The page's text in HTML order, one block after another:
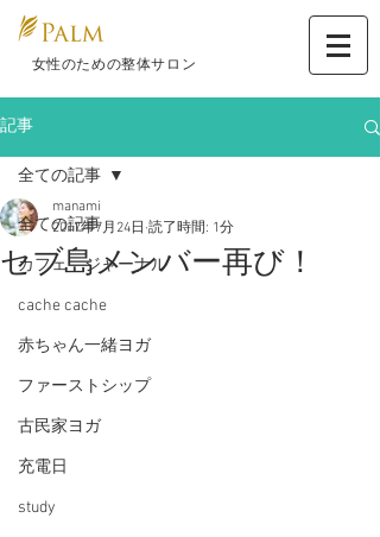
​ 女性のための整体サロン
記事
全ての記事
カフェ ジャーナル
cache cache
赤ちゃん一緒ヨガ
ファーストシップ
古民家ヨガ
充電日
study
全ての記事
セブ島メンバー再び！
manami
2017年7月24日 読了時間: 1分